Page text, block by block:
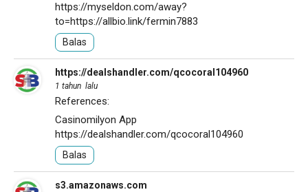
https://myseldon.com/away?
to=https://allbio.link/fermin7883
Balas
https://dealshandler.com/qcocoral104960
1 tahun lalu
References:
Casinomilyon App
https://dealshandler.com/qcocoral104960
Balas
s3.amazonaws.com